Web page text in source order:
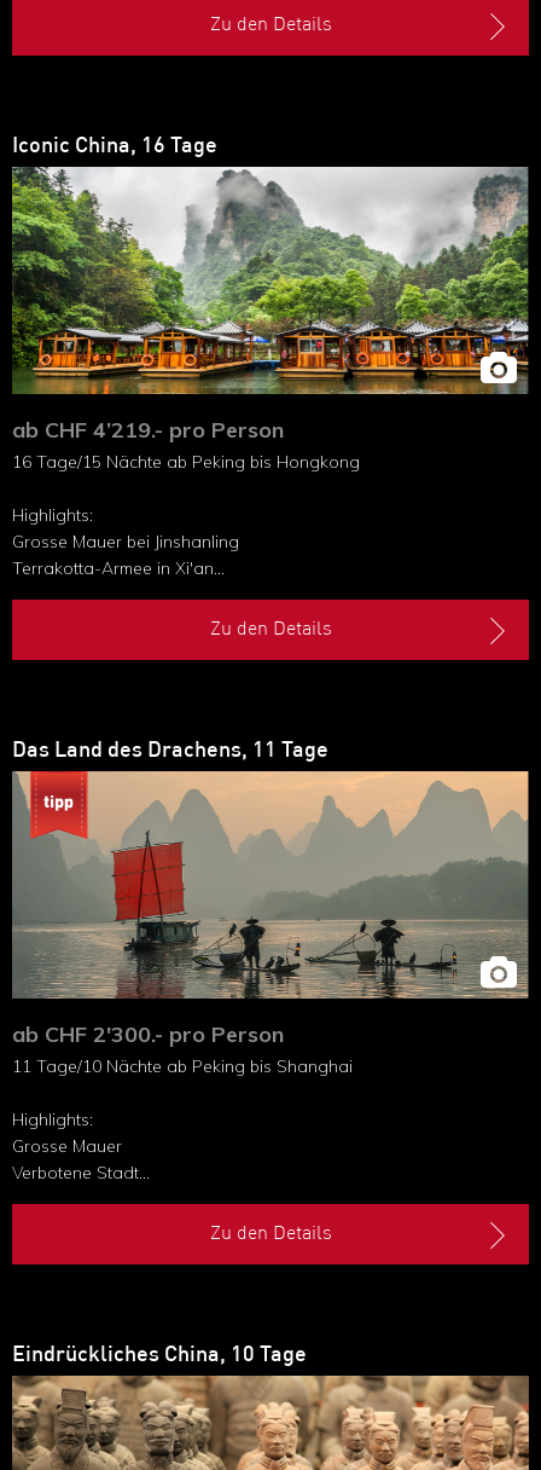
Shangri-La und Yunnan-Hochland
Zu den Details
Iconic China, 16 Tage
ab CHF 4’219.- pro Person
16 Tage/15 Nächte ab Peking bis Hongkong
Highlights:
Grosse Mauer bei Jinshanling
Terrakotta-Armee in Xi'an
Nationalpark Zhangjiajie
Zu den Details
Das Land des Drachens, 11 Tage
ab CHF 2'300.- pro Person
11 Tage/10 Nächte ab Peking bis Shanghai
Highlights:
Grosse Mauer
Verbotene Stadt
Terrakotta-Armee
Zu den Details
Eindrückliches China, 10 Tage